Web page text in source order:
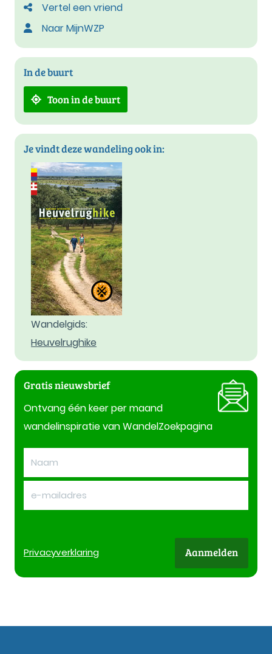
Vertel een vriend
Naar MijnWZP
In de buurt
Toon in de buurt
Je vindt deze wandeling ook in:
Wandelgids:
Heuvelrughike
Gratis nieuwsbrief
Ontvang één keer per maand
wandelinspiratie van WandelZoekpagina
Privacyverklaring Aanmelden